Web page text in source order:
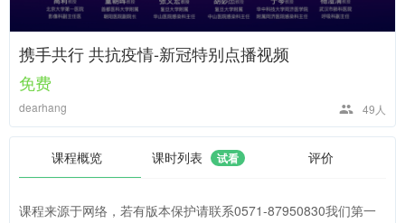
携手共行 共抗疫情-新冠特别点播视频
免费
dearhang 49人
课程概览 课时列表 试看 评价
课程来源于网络，若有版本保护请联系0571-87950830我们第一